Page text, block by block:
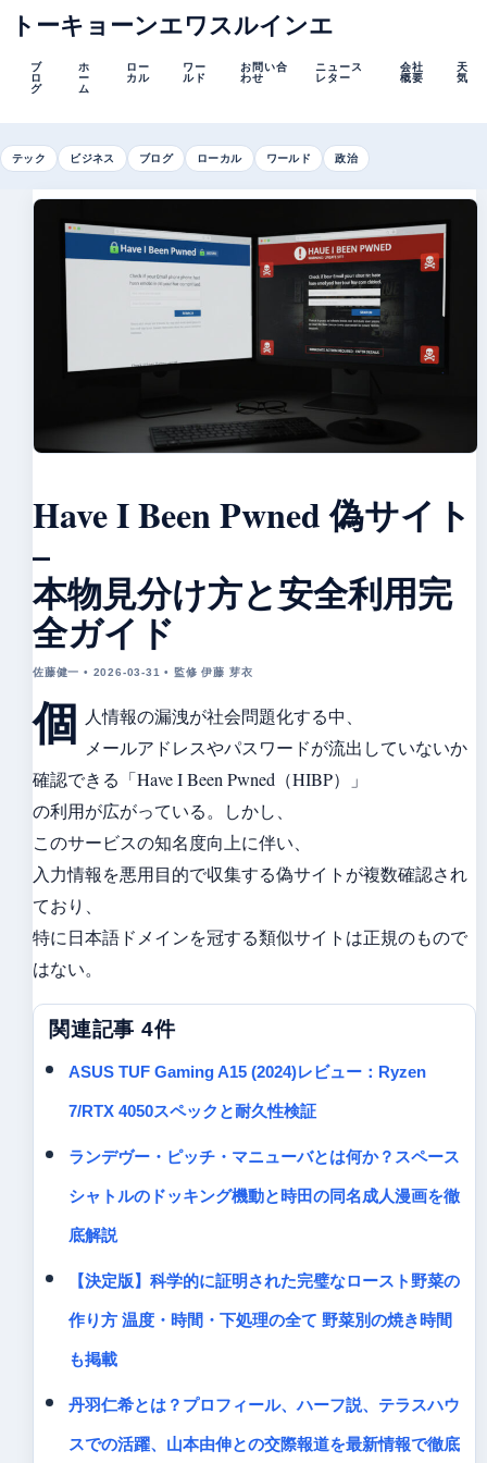
トーキョーンエワスルインエ
ブ
ロ
グ
ホ
ー
ム
ロー
カル
ワー
ルド
お問い合
わせ
ニュース
レター
会社
概要
天
気
テック ビジネス ブログ ローカル ワールド 政治
Have I Been Pwned 偽サイト
–
本物見分け方と安全利用完
全ガイド
佐藤健一 • 2026-03-31 • 監修 伊藤 芽衣
個 人情報の漏洩が社会問題化する中、
メールアドレスやパスワードが流出していないか
確認できる「Have I Been Pwned（HIBP）」
の利用が広がっている。しかし、
このサービスの知名度向上に伴い、
入力情報を悪用目的で収集する偽サイトが複数確認され
ており、
特に日本語ドメインを冠する類似サイトは正規のもので
はない。
関連記事 4件
ASUS TUF Gaming A15 (2024)レビュー：Ryzen
7/RTX 4050スペックと耐久性検証
ランデヴー・ピッチ・マニューバとは何か？スペース
シャトルのドッキング機動と時田の同名成人漫画を徹
底解説
【決定版】科学的に証明された完璧なロースト野菜の
作り方 温度・時間・下処理の全て 野菜別の焼き時間
も掲載
丹羽仁希とは？プロフィール、ハーフ説、テラスハウ
スでの活躍、山本由伸との交際報道を最新情報で徹底